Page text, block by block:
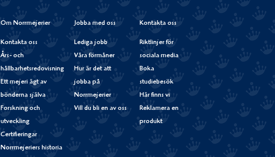
Om Norrmejerier
Kontakta oss
Års- och
hållbarhetsredovisning
Ett mejeri ägt av
bönderna själva
Forskning och
utveckling
Certifieringar
Norrmejeriers historia
Jobba med oss
Lediga jobb
Våra förmåner
Hur är det att
jobba på
Norrmejerier
Vill du bli en av oss
Kontakta oss
Riktlinjer för
sociala media
Boka
studiebesök
Här finns vi
Reklamera en
produkt